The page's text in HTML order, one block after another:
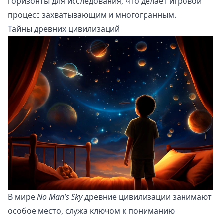
процесс захватывающим и многогранным.
Тайны древних цивилизаций
В миреNo Man’s Skyдревние цивилизации занимают
особое место, служа ключом к пониманию